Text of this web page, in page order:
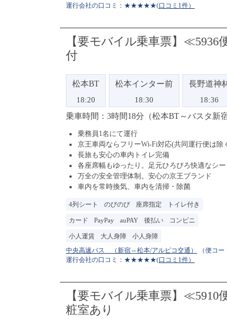
運行会社の口コミ：★★★★★(口コミ1件）
【要モバイル乗車票】
付
（便コー
運行会社の口コミ：★★★★★(口コミ1件）
松本BT
18:20
松本インター前
18:30
長野道神
18:36
乗車時間：3時間18分（松本BT～バスタ新宿
4列シート のびのび 座席指定 トイレ付き
乗務員1名にて運行
京王車両ならフリーWi-Fi対応(共同運行便は除
長旅も安心の車内トイレ完備
各座席幅もゆったり。足元ひろびろ快適なシー
万全の安全管理体制。安心の京王ブランド
車内を常時換気、車内を清掃・除菌
カード PayPay auPAY 後払い コンビニ
小人運賃 大人身障 小人身障
【要モバイル乗車票】
粧室あり